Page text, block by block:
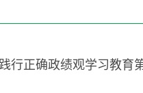
行正确政绩观学习教育